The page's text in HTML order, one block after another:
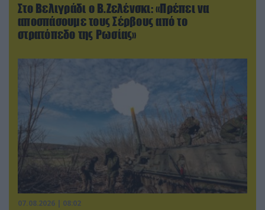
Στο Βελιγράδι ο Β.Ζελένσκι: «Πρέπει να
αποσπάσουμε τους Σέρβους από το
στρατόπεδο της Ρωσίας»
07.08.2026 | 08:02